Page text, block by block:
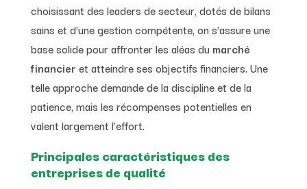
choisissant des leaders de secteur, dotés de bilans
sains et d’une gestion compétente, on s’assure une
base solide pour affronter les aléas du marché
financier et atteindre ses objectifs financiers. Une
telle approche demande de la discipline et de la
patience, mais les récompenses potentielles en
valent largement l’effort.
Principales caractéristiques des
entreprises de qualité